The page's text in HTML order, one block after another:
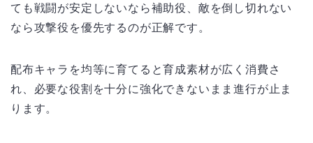
ても戦闘が安定しないなら補助役、敵を倒し切れない
なら攻撃役を優先するのが正解です。
配布キャラを均等に育てると育成素材が広く消費さ
れ、必要な役割を十分に強化できないまま進行が止ま
ります。